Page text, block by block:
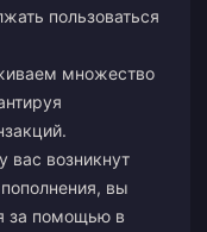
пользоваться
множество
вас возникнут
вы
за помощью в